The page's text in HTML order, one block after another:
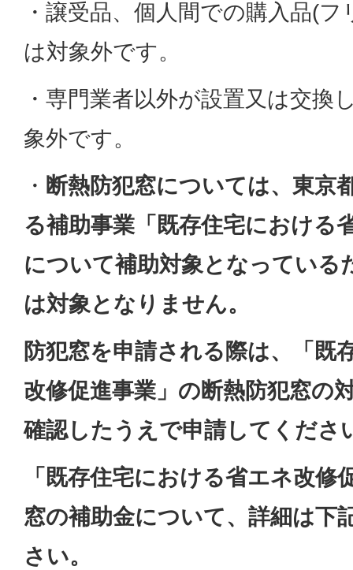
・譲受品、個人間での購入品(
は対象外です。
・専門業者以外が設置又は交換
象外です。
・ 断熱防犯窓については、東京
る補助事業「既存住宅における
について補助対象となっている
は対象となりません。
防犯窓を申請される際は、「既
改修促進事業」の断熱防犯窓の
確認したうえで申請してくださ
「既存住宅における省エネ改修
窓の補助金について、詳細は下
さい。